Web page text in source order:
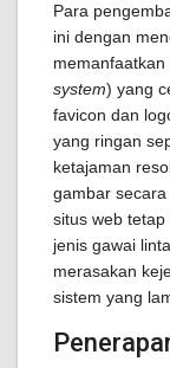
Para
ini dengan
system) yang
favicon dan
yang ringan
ketajaman
gambar
situs web
jenis gawai
merasakan
sistem yang